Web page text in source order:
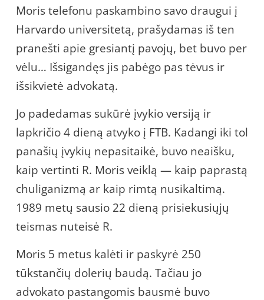
Moris telefonu paskambino savo draugui į
Harvardo universitetą, prašydamas iš ten
pranešti apie gresiantį pavojų, bet buvo per
vėlu… Išsigandęs jis pabėgo pas tėvus ir
išsikvietė advokatą.
Jo padedamas sukūrė įvykio versiją ir
lapkričio 4 dieną atvyko į FTB. Kadangi iki tol
panašių įvykių nepasitaikė, buvo neaišku,
kaip vertinti R. Moris veiklą — kaip paprastą
chuliganizmą ar kaip rimtą nusikaltimą.
1989 metų sausio 22 dieną prisiekusiųjų
teismas nuteisė R.
Moris 5 metus kalėti ir paskyrė 250
tūkstančių dolerių baudą. Tačiau jo
advokato pastangomis bausmė buvo